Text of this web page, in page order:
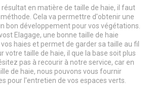
résultat en matière de taille de haie, il faut
Cela va permettre d'obtenir une
bon développement pour vos végétations.
Elagage, une bonne taille de haie
haies et permet de garder sa taille au fil
votre taille de haie, il que la base soit plus
pas à recourir à notre service, car en
de haie, nous pouvons vous fournir
pour l'entretien de vos espaces verts.